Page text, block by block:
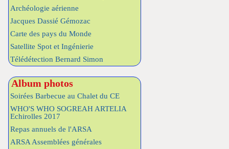
Archéologie aérienne
Jacques Dassié Gémozac
Carte des pays du Monde
Satellite Spot et Ingénierie
Télédétection Bernard Simon
Album photos
Soirées Barbecue au Chalet du CE
WHO'S WHO SOGREAH ARTELIA
Echirolles 2017
Repas annuels de l'ARSA
ARSA Assemblées générales